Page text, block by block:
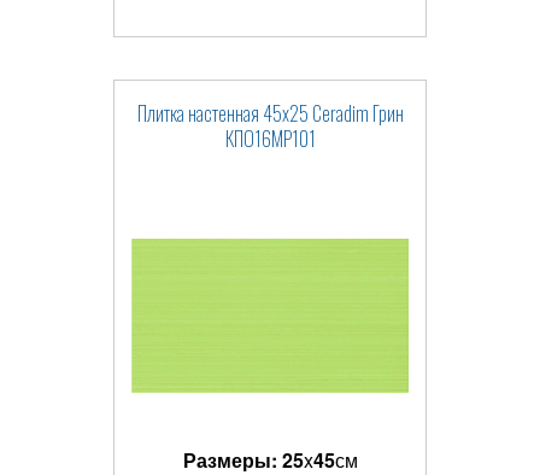
Плитка настенная 45x25 Ceradim Грин
КПО16МР101
Размеры: 25x45см